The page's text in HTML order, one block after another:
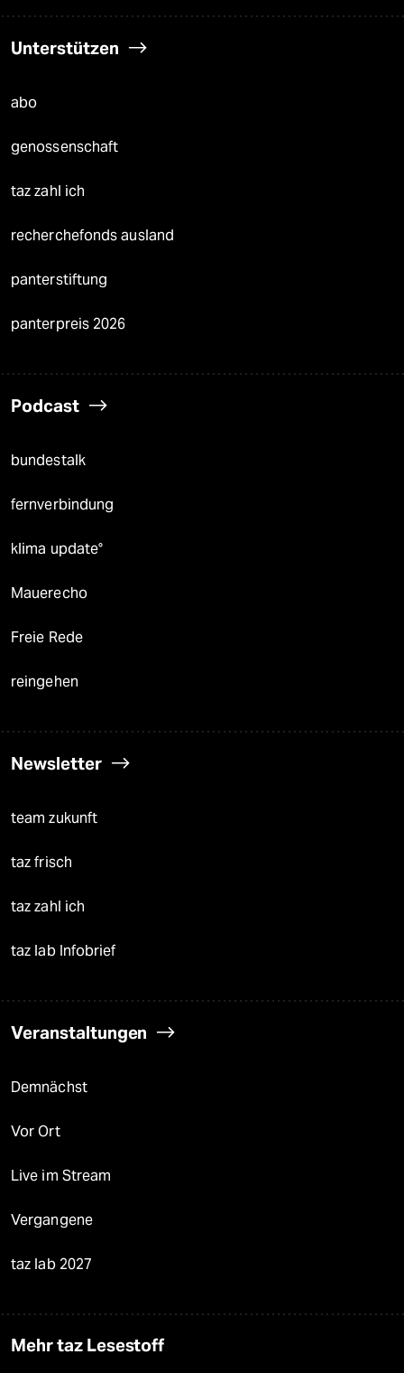
Unterstützen
abo
genossenschaft
taz zahl ich
recherchefonds ausland
panterstiftung
panterpreis 2026
Podcast
bundestalk
fernverbindung
klima update°
Mauerecho
Freie Rede
reingehen
Newsletter
team zukunft
taz frisch
taz zahl ich
taz lab Infobrief
Veranstaltungen
Demnächst
Vor Ort
Live im Stream
Vergangene
taz lab 2027
Mehr taz Lesestoff